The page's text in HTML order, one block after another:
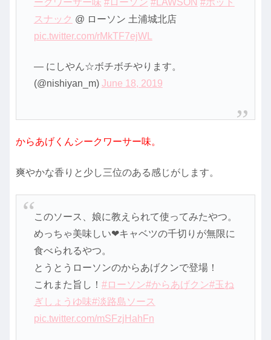
スナック @ ローソン 土浦城北店
pic.twitter.com/rMkTF7ejWL
— にしやん☆ボチボチやります。
(@nishiyan_m) June 18, 2019
からあげくんシークワーサー味。
爽やかな香りと少し三位のある感じがします。
このソース、娘に教えられて使ってみたやつ。
めっちゃ美味しい❤キャベツの千切りが無限に
食べられるやつ。
とうとうローソンのからあげクンで登場！
これまた旨し！ #ローソン#からあげクン#玉ね
ぎしょうゆ味#淡路島ソース
pic.twitter.com/mSFzjHahFn